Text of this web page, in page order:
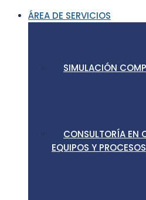
ÁREA DE SERVICIOS
SIMULACIÓN
CONSULTORÍA EN
EQUIPOS Y PROCESOS